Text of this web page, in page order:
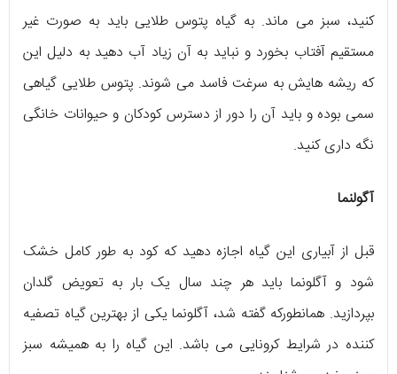
کنید، سبز می ماند. به گیاه پتوس طلایی باید به صورت غیر
مستقیم آفتاب بخورد و نباید به آن زیاد آب دهید به دلیل این
که ریشه هایش به سرغت فاسد می شوند. پتوس طلایی گیاهی
سمی بوده و باید آن را دور از دسترس کودکان و حیوانات خانگی
نگه داری کنید.
آگولنما
قبل از آبیاری این گیاه اجازه دهید که کود به طور کامل خشک
شود و آگلونما باید هر چند سال یک بار به تعویض گلدان
بپردازید. همانطورکه گفته شد، آگلونما یکی از بهترین گیاه تصفیه
کننده در شرایط کرونایی می باشد. این گیاه را به همیشه سبز